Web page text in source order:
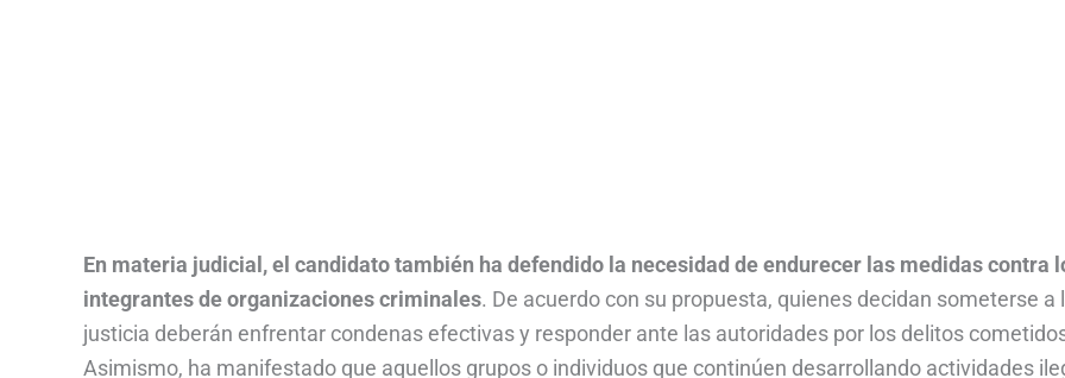
En materia judicial, el candidato también ha defendido la necesidad de endurecer las medidas contra
integrantes de organizaciones criminales. De acuerdo con su propuesta, quienes decidan someterse a
justicia deberán enfrentar condenas efectivas y responder ante las autoridades por los delitos
Asimismo, ha manifestado que aquellos grupos o individuos que continúen desarrollando actividades